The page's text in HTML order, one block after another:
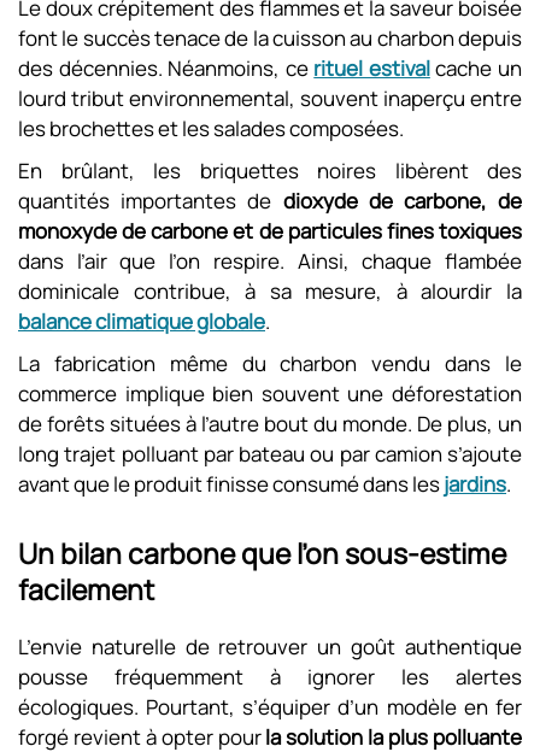
Le doux crépitement des flammes et la saveur boisée
font le succès tenace de la cuisson au charbon depuis
des décennies. Néanmoins, ce rituel estivalcache un
lourd tribut environnemental, souvent inaperçu entre
les brochettes et les salades composées.
En brûlant, les briquettes noires libèrent des
quantités importantes de dioxyde de carbone, de
monoxyde de carbone et de particules fines toxiques
dans l’air que l’on respire. Ainsi, chaque flambée
dominicale contribue, à sa mesure, à alourdir la
balance climatique globale.
La fabrication même du charbon vendu dans le
commerce implique bien souvent une déforestation
de forêts situées à l’autre bout du monde. De plus, un
long trajet polluant par bateau ou par camion s’ajoute
avant que le produit finisse consumé dans lesjardins.
Un bilan carbone que l’on sous-estime
facilement
L’envie naturelle de retrouver un goût authentique
pousse fréquemment à ignorer les alertes
écologiques. Pourtant, s’équiper d’un modèle en fer
forgé revient à opter pourla solution la plus polluante